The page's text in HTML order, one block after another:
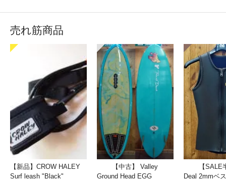
売れ筋商品
【新品】CROW HALEY
Surf leash "Black"
【中古】 Valley
Ground Head EGG
【SALE
Deal 2mmベ